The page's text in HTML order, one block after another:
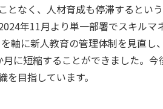
となく、人材育成も停滞するとい
年11月より単一部署でスキル
軸に新人教育の管理体制を見直し
に短縮することができました。
目指しています。